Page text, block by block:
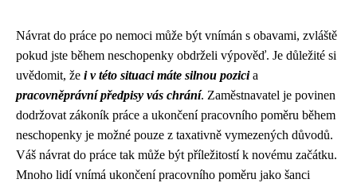
Návrat do práce po nemoci může být vnímán s obavami, zvláště
pokud jste během neschopenky obdrželi výpověď. Je důležité si
uvědomit, že i v této situaci máte silnou pozicia
pracovněprávní předpisy vás chrání. Zaměstnavatel je povinen
dodržovat zákoník práce a ukončení pracovního poměru během
neschopenky je možné pouze z taxativně vymezených důvodů.
Váš návrat do práce tak může být příležitostí k novému začátku.
Mnoho lidí vnímá ukončení pracovního poměru jako šanci